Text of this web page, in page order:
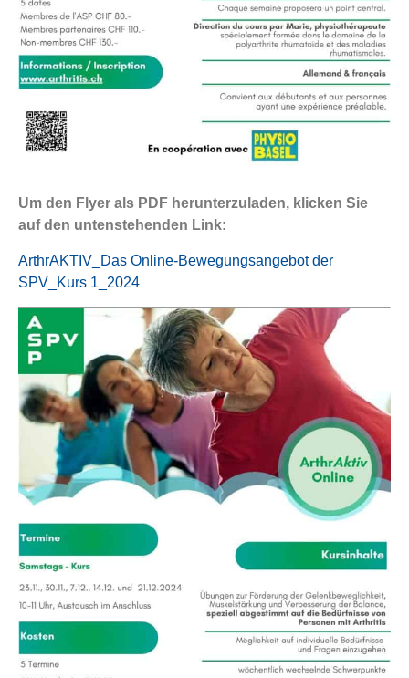
Um den Flyer als PDF herunterzuladen, klicken Sie
auf den untenstehenden Link:
ArthrAKTIV_Das Online-Bewegungsangebot der
SPV_Kurs 1_2024